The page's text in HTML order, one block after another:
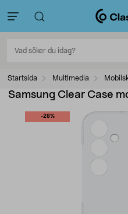
Startsida Multimedia
Samsung Clear Case
-28%